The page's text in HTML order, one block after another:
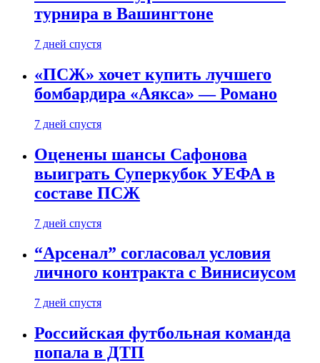
турнира в Вашингтоне
7 дней спустя
«ПСЖ» хочет купить лучшего
бомбардира «Аякса» — Романо
7 дней спустя
Оценены шансы Сафонова
выиграть Суперкубок УЕФА в
составе ПСЖ
7 дней спустя
“Арсенал” согласовал условия
личного контракта с Винисиусом
7 дней спустя
Российская футбольная команда
попала в ДТП